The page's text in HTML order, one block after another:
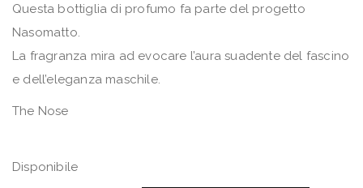
Questa bottiglia di profumo fa parte del progetto
Nasomatto.
La fragranza mira ad evocare l’aura suadente del fascino
e dell’eleganza maschile.
The Nose
Disponibile